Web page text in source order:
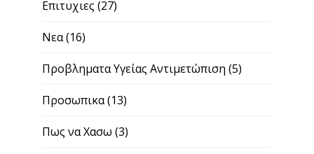
Επιτυχιες (27)
Νεα(16)
Προβληματα Υγείας Αντιμετώπιση (5)
Προσωπικα(13)
Πως να Χασω (3)